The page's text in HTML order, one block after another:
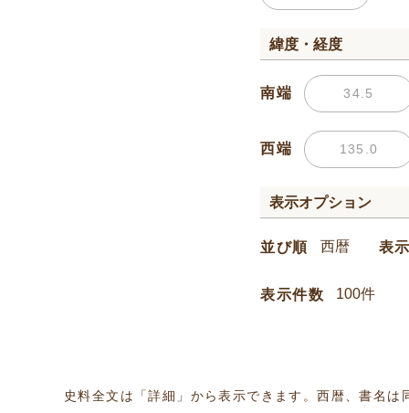
緯度・経度
南端
西端
表示オプション
並び順 表
表示件数
史料全文は「詳細」から表示できます。西暦、書名